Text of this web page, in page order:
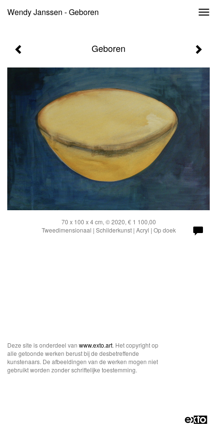
Wendy Janssen - Geboren
Geboren
70 x 100 x 4 cm, © 2020, € 1 100,00
Tweedimensionaal | Schilderkunst | Acryl | Op doek
Deze site is onderdeel van www.exto.art. Het copyright op
alle getoonde werken berust bij de desbetreffende
kunstenaars. De afbeeldingen van de werken mogen niet
gebruikt worden zonder schriftelijke toestemming.